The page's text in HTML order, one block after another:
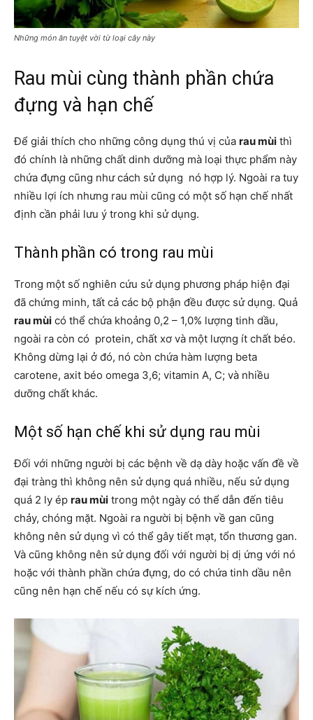
Những món ăn tuyệt vời từ loại cây này
Rau mùi cùng thành phần chứa
đựng và hạn chế
Để giải thích cho những công dụng thú vị của rau mùi thì
đó chính là những chất dinh dưỡng mà loại thực phẩm này
chứa đựng cũng như cách sử dụng nó hợp lý. Ngoài ra tuy
nhiều lợi ích nhưng rau mùi cũng có một số hạn chế nhất
định cần phải lưu ý trong khi sử dụng.
Thành phần có trong rau mùi
Trong một số nghiên cứu sử dụng phương pháp hiện đại
đã chứng minh, tất cả các bộ phận đều được sử dụng. Quả
rau mùi có thể chứa khoảng 0,2 – 1,0% lượng tinh dầu,
ngoài ra còn có protein, chất xơ và một lượng ít chất béo.
Không dừng lại ở đó, nó còn chứa hàm lượng beta
carotene, axit béo omega 3,6; vitamin A, C; và nhiều
dưỡng chất khác.
Một số hạn chế khi sử dụng rau mùi
Đối với những người bị các bệnh về dạ dày hoặc vấn đề về
đại tràng thì không nên sử dụng quá nhiều, nếu sử dụng
quá 2 ly ép rau mùi trong một ngày có thể dẫn đến tiêu
chảy, chóng mặt. Ngoài ra người bị bệnh về gan cũng
không nên sử dụng vì có thể gây tiết mạt, tổn thương gan.
Và cũng không nên sử dụng đối với người bị dị ứng với nó
hoặc với thành phần chứa đựng, do có chứa tinh dầu nên
cũng nên hạn chế nếu có sự kích ứng.